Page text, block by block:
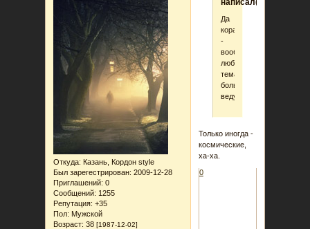
Откуда: Казань, Кордон style
Был зарегестрирован: 2009-12-28
Приглашений: 0
Сообщений: 1255
Репутация: +35
Пол: Мужской
Возраст: 38 [1987-12-02]
написал(а):
Да
корабли
-
вообще
любимая
тема
большинства
ведущих...
Только иногда -
космические,
ха-ха.
0